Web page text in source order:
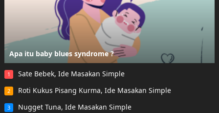
Apa itu baby blues syndrome ?
1 Sate Bebek, Ide Masakan Simple
2 Roti Kukus Pisang Kurma, Ide Masakan Simple
3 Nugget Tuna, Ide Masakan Simple